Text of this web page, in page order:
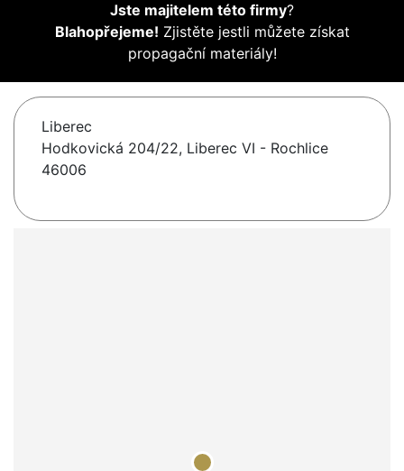
Jste majitelem této firmy?
Blahopřejeme! Zjistěte jestli můžete získat
propagační materiály!
Liberec
Hodkovická 204/22, Liberec VI - Rochlice
46006